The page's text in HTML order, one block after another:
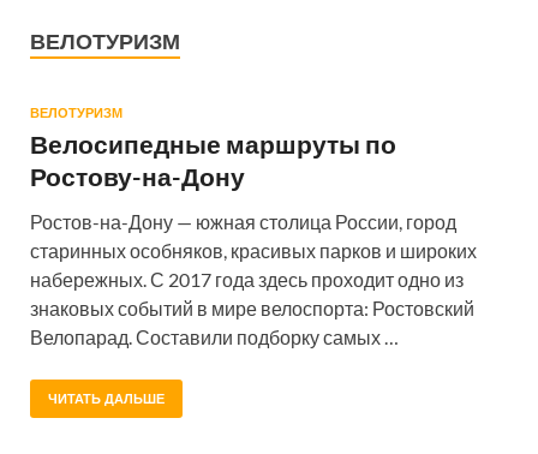
ВЕЛОТУРИЗМ
ВЕЛОТУРИЗМ
Велосипедные маршруты по
Ростову-на-Дону
Ростов-на-Дону — южная столица России, город
старинных особняков, красивых парков и широких
набережных. С 2017 года здесь проходит одно из
знаковых событий в мире велоспорта: Ростовский
Велопарад. Составили подборку самых …
ЧИТАТЬ ДАЛЬШЕ